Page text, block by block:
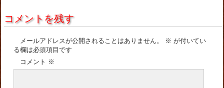
コメントを残す
メールアドレスが公開されることはありません。 ※ が付いてい
る欄は必須項目です
コメント ※